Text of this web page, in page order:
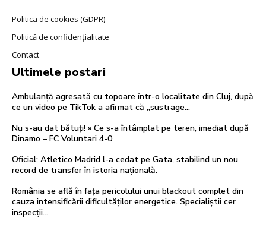
Politica de cookies (GDPR)
Politică de confidențialitate
Contact
Ultimele postari
Ambulanță agresată cu topoare într-o localitate din Cluj, după
ce un video pe TikTok a afirmat că „sustrage…
Nu s-au dat bătuți! » Ce s-a întâmplat pe teren, imediat după
Dinamo – FC Voluntari 4-0
Oficial: Atletico Madrid l-a cedat pe Gata, stabilind un nou
record de transfer în istoria națională.
România se află în fața pericolului unui blackout complet din
cauza intensificării dificultăților energetice. Specialiștii cer
inspecții…